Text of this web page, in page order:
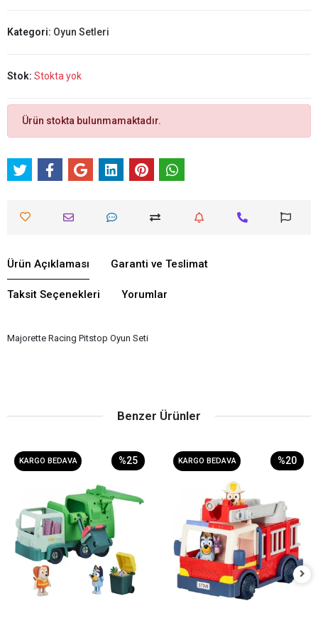
Kategori: Oyun Setleri
Stok: Stokta yok
Ürün stokta bulunmamaktadır.
Ürün Açıklaması Garanti ve Teslimat
Taksit Seçenekleri Yorumlar
Majorette Racing Pitstop Oyun Seti
Benzer Ürünler
KARGO BEDAVA %25 KARGO BEDAVA %20